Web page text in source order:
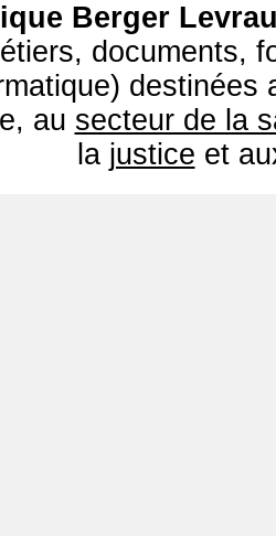
Berger
documents,
destinées
au secteur de la
la justice et